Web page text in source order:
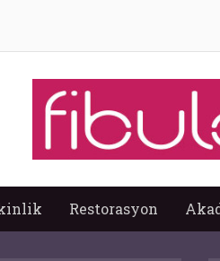
Restorasyon